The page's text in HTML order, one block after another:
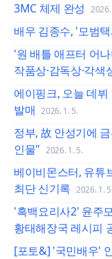
3MC 체제 완성
배우 김종수, '모범
'원 배틀 애프터 어
작품상·감독상·각색
에이핑크, 오늘 데뷔
발매 2026. 1. 5.
정부, 故 안성기에
인물" 2026. 1. 5.
베이비몬스터, 유튜
최단 신기록 2026. 1. 5.
'흑백요리사2' 윤주
황태해장국 레시피
[포토&] '국민배우'